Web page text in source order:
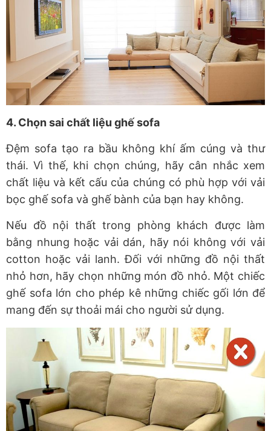
4. Chọn sai chất liệu ghế sofa
Đệm sofa tạo ra bầu không khí ấm cúng và thư
thái. Vì thế, khi chọn chúng, hãy cân nhắc xem
chất liệu và kết cấu của chúng có phù hợp với vải
bọc ghế sofa và ghế bành của bạn hay không.
Nếu đồ nội thất trong phòng khách được làm
bằng nhung hoặc vải dán, hãy nói không với vải
cotton hoặc vải lanh. Đối với những đồ nội thất
nhỏ hơn, hãy chọn những món đồ nhỏ. Một chiếc
ghế sofa lớn cho phép kê những chiếc gối lớn để
mang đến sự thoải mái cho người sử dụng.